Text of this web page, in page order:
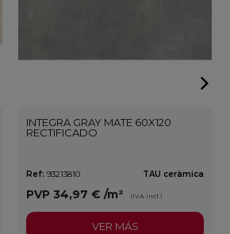
INTEGRA GRAY MATE 60X120
RECTIFICADO
Ref: 93213810 TAU ceràmica
PVP 34,97 €/m² (IVA incl.)
VER MÁS